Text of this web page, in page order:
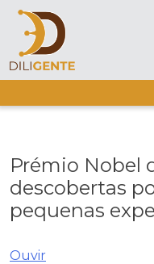
Skip
content
Prémio Nobel
descobertas
pequenas
Ouvir